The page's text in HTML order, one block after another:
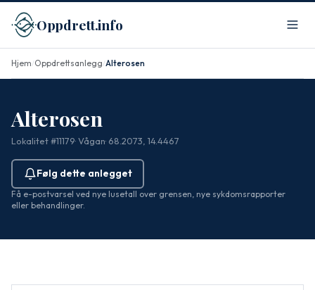
Oppdrett.info
Hjem/Oppdrettsanlegg/Alterosen
Alterosen
Lokalitet #11179· Vågan· 68.2073, 14.4467
Følg dette anlegget
Få e-postvarsel ved nye lusetall over grensen, nye sykdomsrapporter
eller behandlinger.